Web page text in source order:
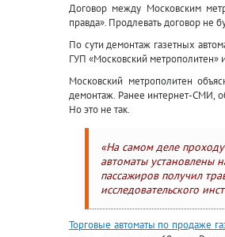
Договор между Московским
правда». Продлевать договор не
По сути демонтаж газетных
ГУП «Московский метрополитен»
Московский метрополитен
демонтаж. Ранее интернет-СМИ,
Но это не так.
«На самом деле
автоматы установлены
пассажиров получил
исследовательского
Торговые автоматы по продаже